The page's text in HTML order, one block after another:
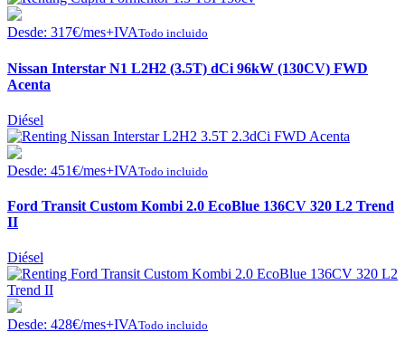
Desde: 317€/mes+IVATodo incluido
Nissan Interstar N1 L2H2 (3.5T) dCi 96kW (130CV) FWD
Acenta
Diésel
Desde: 451€/mes+IVATodo incluido
Ford Transit Custom Kombi 2.0 EcoBlue 136CV 320 L2 Trend
II
Diésel
Desde: 428€/mes+IVATodo incluido